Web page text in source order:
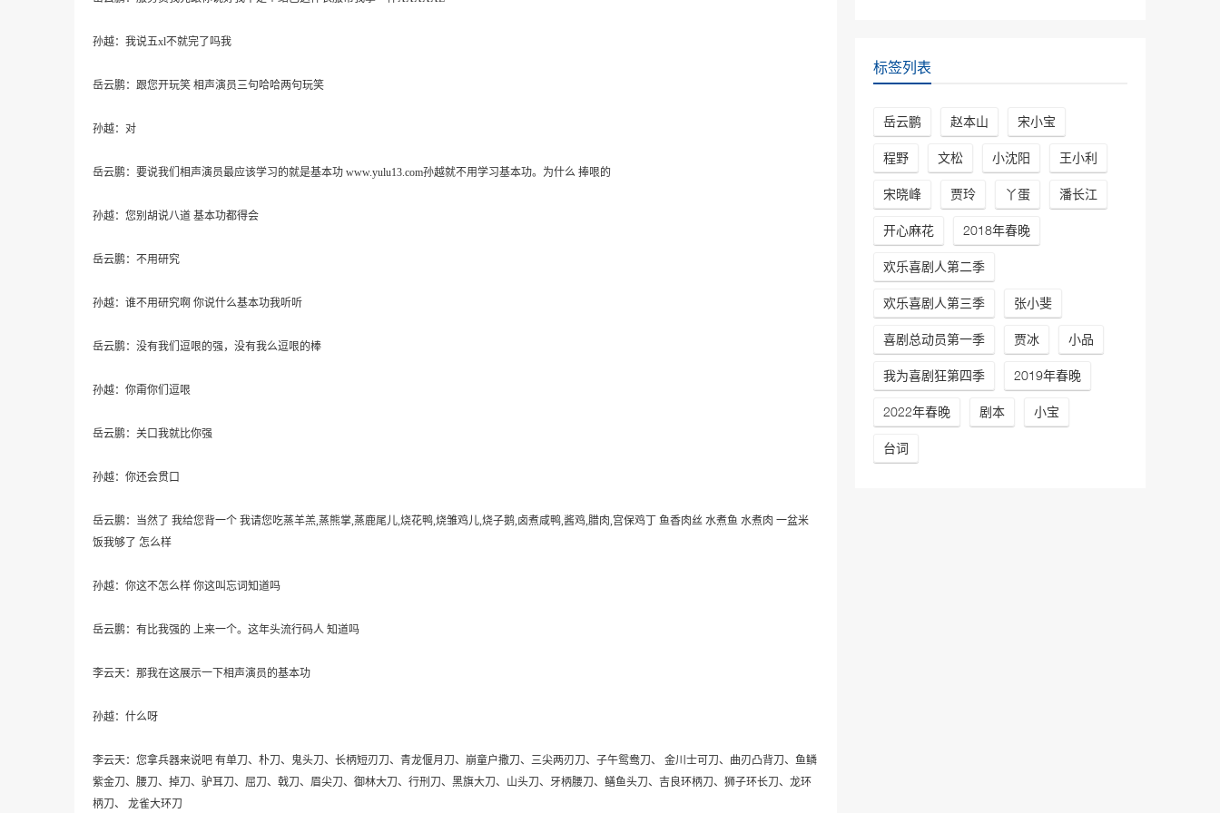
相声《笑傲江湖》郭德纲、
于谦
29402次播放
相声《我是歌手》岳云鹏
孙越德云社最新相声
孙越：我说五xl不就完了吗我
岳云鹏：跟您开玩笑 相声演员三句哈哈两句玩笑
孙越：对
岳云鹏：要说我们相声演员最应该学习的就是基本功 www.yulu13.com孙越就不用学习基本功。为什么 捧哏的
孙越：您别胡说八道 基本功都得会
岳云鹏：不用研究
孙越：谁不用研究啊 你说什么基本功我听听
岳云鹏：没有我们逗哏的强，没有我么逗哏的棒
孙越：你甭你们逗哏
岳云鹏：关口我就比你强
孙越：你还会贯口
岳云鹏：当然了 我给您背一个 我请您吃蒸羊羔,蒸熊掌,蒸鹿尾儿,烧花鸭,烧雏鸡儿,烧子鹅,卤煮咸鸭,酱鸡,腊肉,宫保鸡丁 鱼香肉丝 水煮鱼 水煮肉 一盆米
饭我够了 怎么样
孙越：你这不怎么样 你这叫忘词知道吗
岳云鹏：有比我强的 上来一个。这年头流行码人 知道吗
李云天：那我在这展示一下相声演员的基本功
孙越：什么呀
李云天：您拿兵器来说吧 有单刀、朴刀、鬼头刀、长柄短刃刀、青龙偃月刀、崩童户撒刀、三尖两刃刀、子午鸳鸯刀、 金川士可刀、曲刃凸背刀、鱼鳞
紫金刀、腰刀、掉刀、驴耳刀、屈刀、戟刀、眉尖刀、御林大刀、行刑刀、黑旗大刀、山头刀、牙柄腰刀、鳝鱼头刀、吉良环柄刀、狮子环长刀、龙环
柄刀、 龙雀大环刀
标签列表
岳云鹏 赵本山 宋小宝
程野 文松 小沈阳 王小利
宋晓峰 贾玲 丫蛋 潘长江
开心麻花 2018年春晚
欢乐喜剧人第二季
欢乐喜剧人第三季 张小斐
喜剧总动员第一季 贾冰 小品
我为喜剧狂第四季 2019年春晚
2022年春晚 剧本 小宝
台词